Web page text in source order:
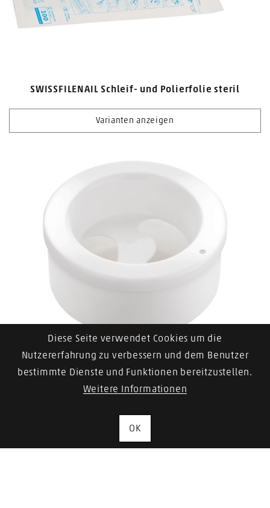
SWISSFILENAIL Schleif- und Polierfolie steril
Varianten anzeigen
Manicure Schale
Diese Seite verwendet Cookies um die
Nutzererfahrung zu verbessern und dem Benutzer
bestimmte Dienste und Funktionen bereitzustellen.
Weitere Informationen
OK